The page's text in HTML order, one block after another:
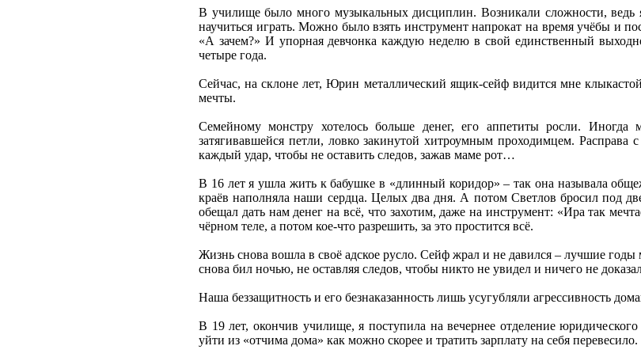
В училище было много музыкальных дисциплин. Возникали сложности, ведь
научиться играть. Можно было взять инструмент напрокат на время учёбы и
«А зачем?» И упорная девчонка каждую неделю в свой единственный
четыре года.
Сейчас, на склоне лет, Юрин металлический ящик-сейф видится мне
мечты.
Семейному монстру хотелось больше денег, его аппетиты росли. Иногда
затягивавшейся петли, ловко закинутой хитроумным проходимцем.
каждый удар, чтобы не оставить следов, зажав маме рот…
В 16 лет я ушла жить к бабушке в «длинный коридор» – так она называла
краёв наполняла наши сердца. Целых два дня. А потом Светлов бросил под
обещал дать нам денег на всё, что захотим, даже на инструмент: «Ира так
чёрном теле, а потом кое-что разрешить, за это простится всё.
Жизнь снова вошла в своё адское русло. Сейф жрал и не давился – лучшие
снова бил ночью, не оставляя следов, чтобы никто не увидел и ничего не
Наша беззащитность и его безнаказанность лишь усугубляли агрессивность
В 19 лет, окончив училище, я поступила на вечернее отделение
уйти из «отчима дома» как можно скорее и тратить зарплату на себя перевесило.